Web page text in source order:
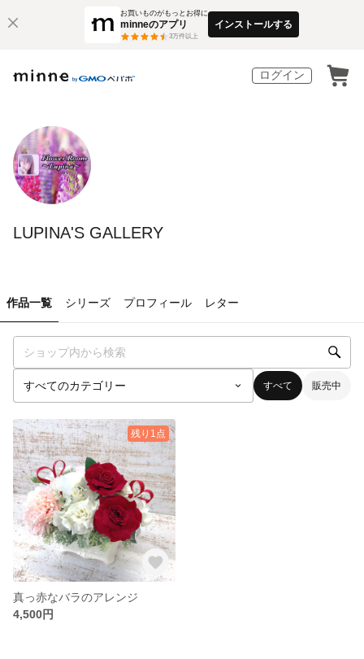
お買いものがもっとお得に
minneのアプリ
3万件以上
インストールする
ログイン
LUPINA'S GALLERY
作品一覧 シリーズ プロフィール レター
すべて 販売中
残り1点
真っ赤なバラのアレンジ
4,500円